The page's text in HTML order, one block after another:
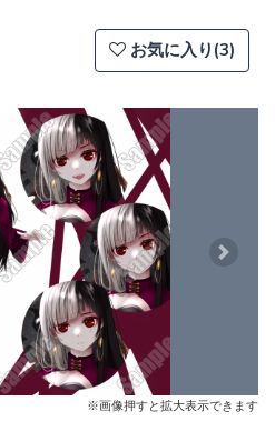
お気に入り(3)
Next
※画像押すと拡大表示できます